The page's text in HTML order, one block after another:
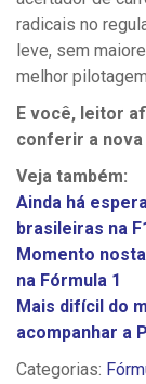
radicais no
leve, sem
melhor
E você, leitor
conferir a nova
Veja também:
Ainda há
brasileiras na
Momento
na Fórmula 1
Mais difícil do
acompanhar a
Categorias: